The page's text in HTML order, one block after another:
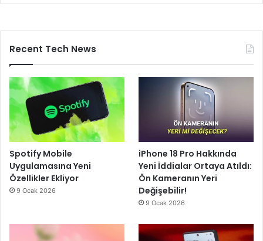
Recent Tech News
Spotify Mobile
Uygulamasına Yeni
Özellikler Ekliyor
9 Ocak 2026
iPhone 18 Pro Hakkında
Yeni İddialar Ortaya Atıldı:
Ön Kameranın Yeri
Değişebilir!
9 Ocak 2026